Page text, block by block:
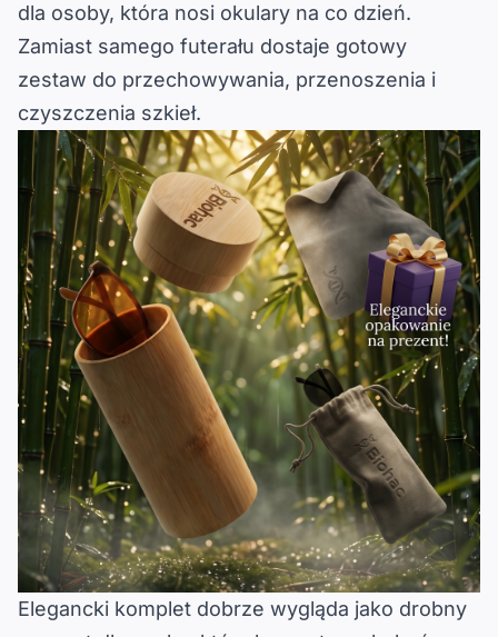
dla osoby, która nosi okulary na co dzień.
Zamiast samego futerału dostaje gotowy
zestaw do przechowywania, przenoszenia i
czyszczenia szkieł.
Elegancki komplet dobrze wygląda jako drobny